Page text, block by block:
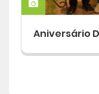
Aniversário